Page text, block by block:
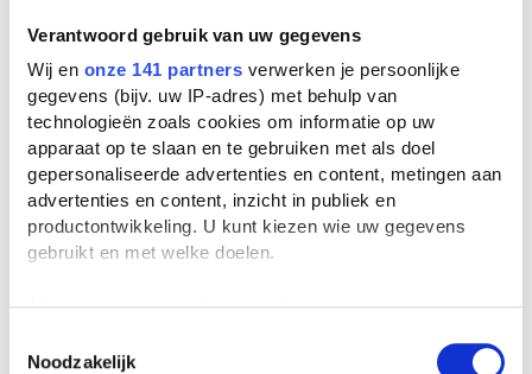
Verantwoord gebruik van uw gegevens
Wij en onze 141 partners verwerken je persoonlijke
gegevens (bijv. uw IP-adres) met behulp van
technologieën zoals cookies om informatie op uw
apparaat op te slaan en te gebruiken met als doel
gepersonaliseerde advertenties en content, metingen aan
advertenties en content, inzicht in publiek en
productontwikkeling. U kunt kiezen wie uw gegevens
gebruikt en met welke doelen.
Als u het toestaat, willen we ook graag:
locatie, die tot een paar meter nauwkeurig kan zijn
Noodzakelijk
landen in West Europa en vervolgens met
die in Oost Europa afrekende om zo een
tweefronten oorlog te vermijden.) Begin
1917 kondigde de Duitse legerleiding een
onbeperkte duikbootoorlog (=Duikboten
vallen elk schip aan waarvan vermoed
wordt dat het voor de vijand vaart) af. De
schepen torpederen. De dood van vele
omslag in de publieke opinie van de VS en